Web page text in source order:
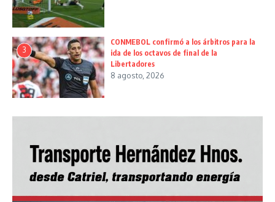
3
CONMEBOL confirmó a los árbitros para la
ida de los octavos de final de la
Libertadores
8 agosto, 2026